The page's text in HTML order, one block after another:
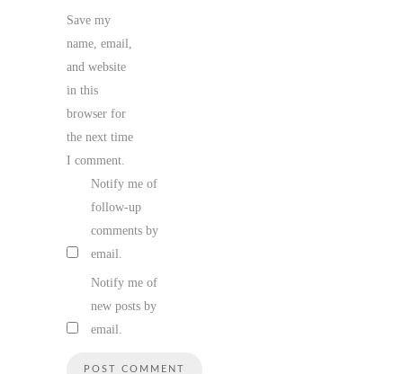
Save my
name, email,
and website
in this
browser for
the next time
I comment.
Notify me of
follow-up
comments by
email.
Notify me of
new posts by
email.